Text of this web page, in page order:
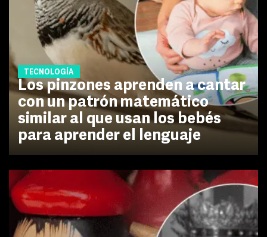
TECNOLOGÍA
Los pinzones aprenden a cantar
con un patrón matemático
similar al que usan los bebés
para aprender el lenguaje